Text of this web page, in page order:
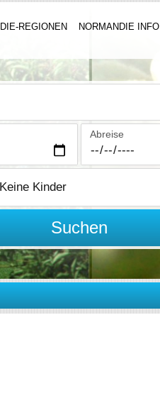
REGIONEN
NORMANDIE INFO
Abreise
Suchen